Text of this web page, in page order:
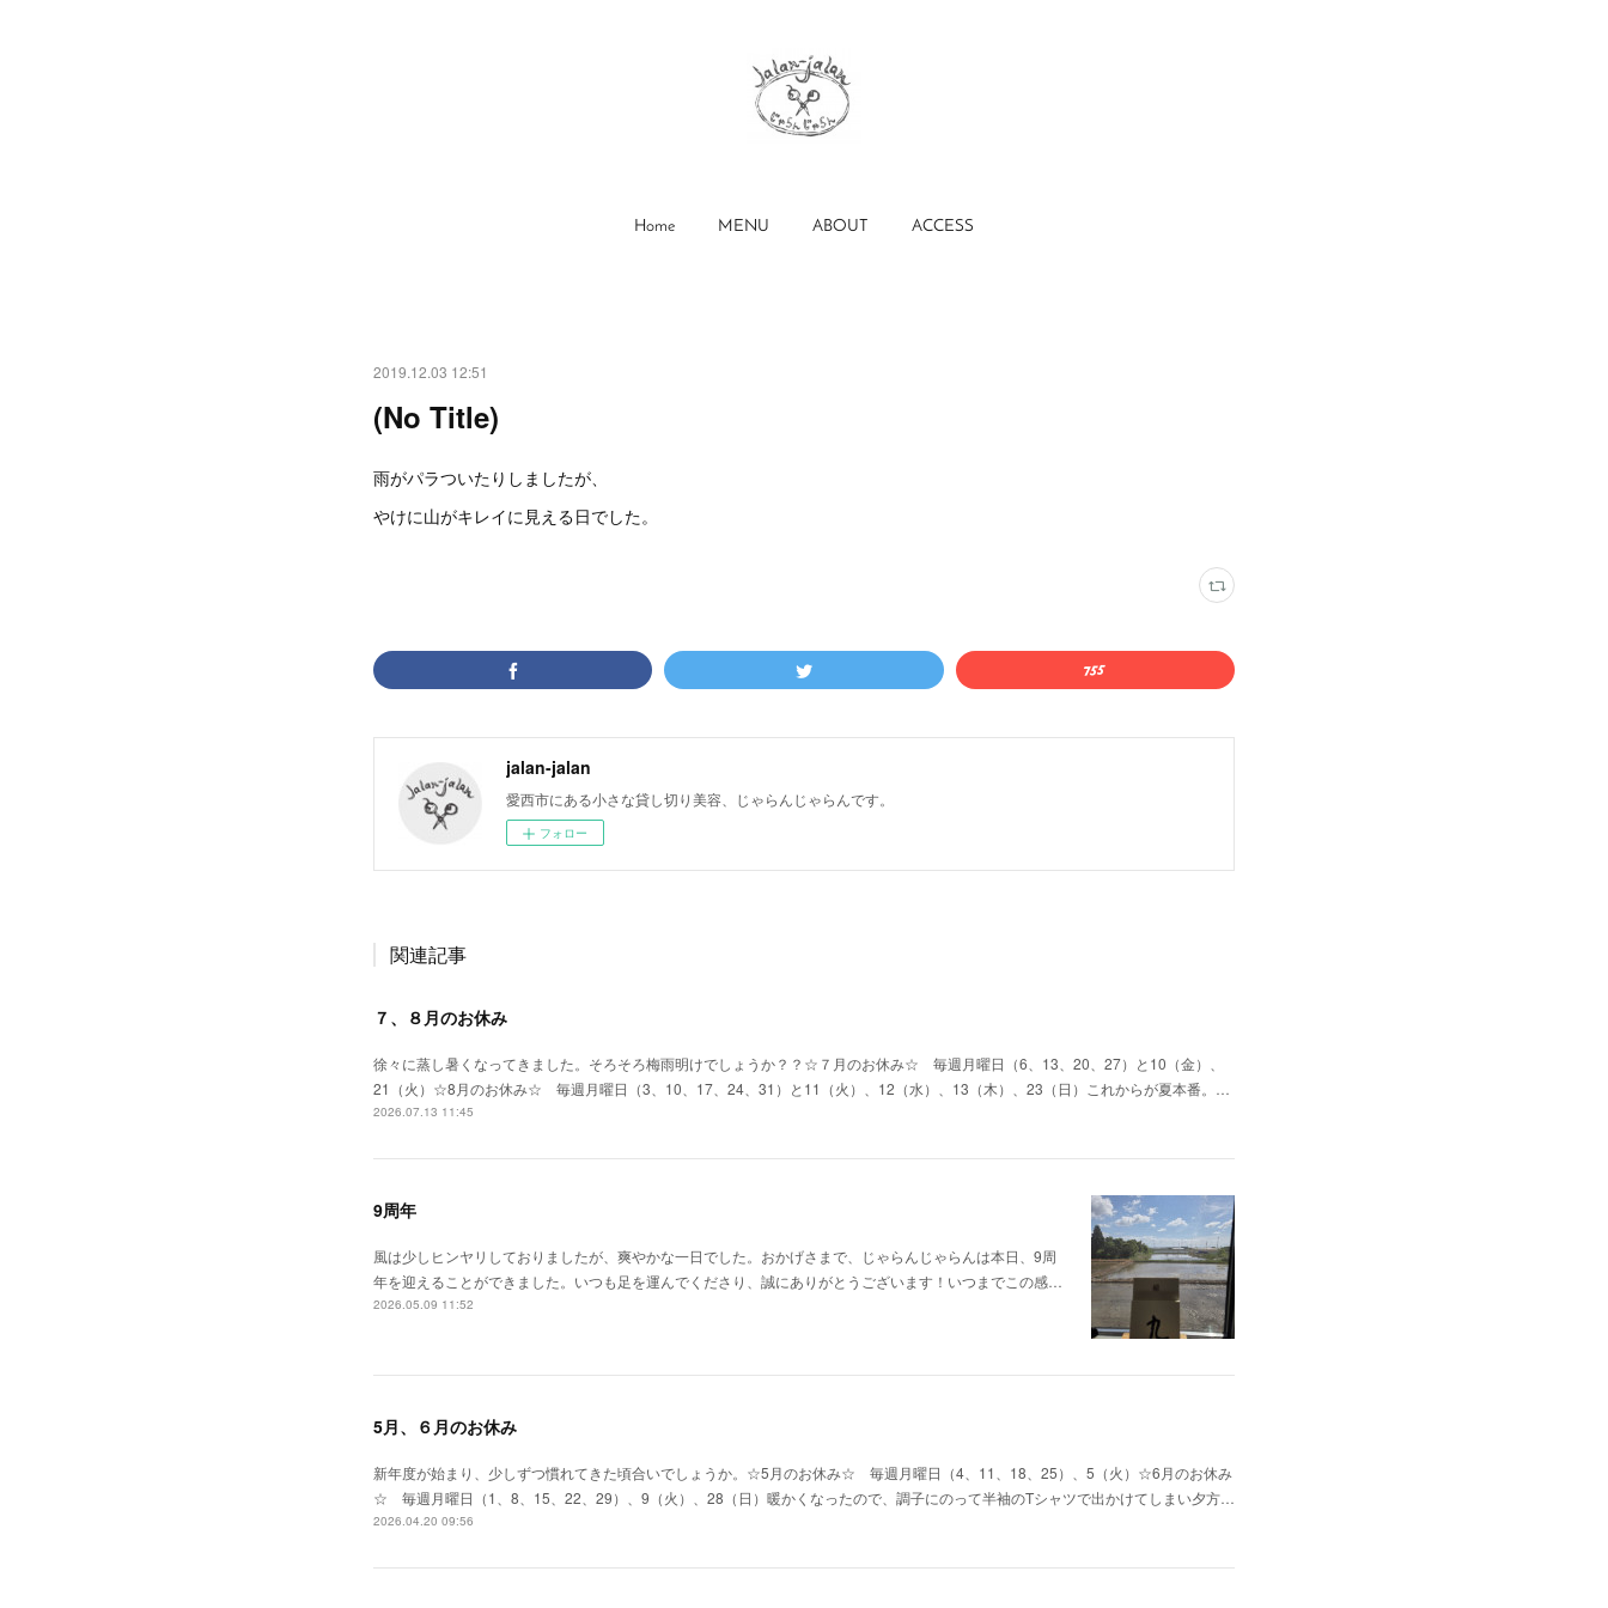
Home MENU ABOUT ACCESS
2019.12.03 12:51
(No Title)
雨がパラついたりしましたが、
やけに山がキレイに見える日でした。
jalan-jalan
愛西市にある小さな貸し切り美容、じゃらんじゃらんです。
フォロー
関連記事
７、８月のお休み
徐々に蒸し暑くなってきました。そろそろ梅雨明けでしょうか？？☆７月のお休み☆ 毎週月曜日（6、13、20、27）と10（金）、
21（火）☆8月のお休み☆ 毎週月曜日（3、10、17、24、31）と11（火）、12（水）、13（木）、23（日）これからが夏本番。…
2026.07.13 11:45
9周年
風は少しヒンヤリしておりましたが、爽やかな一日でした。おかげさまで、じゃらんじゃらんは本日、9周
年を迎えることができました。いつも足を運んでくださり、誠にありがとうございます！いつまでこの感…
2026.05.09 11:52
5月、６月のお休み
新年度が始まり、少しずつ慣れてきた頃合いでしょうか。☆5月のお休み☆ 毎週月曜日（4、11、18、25）、5（火）☆6月のお休み
☆ 毎週月曜日（1、8、15、22、29）、9（火）、28（日）暖かくなったので、調子にのって半袖のTシャツで出かけてしまい夕方…
2026.04.20 09:56